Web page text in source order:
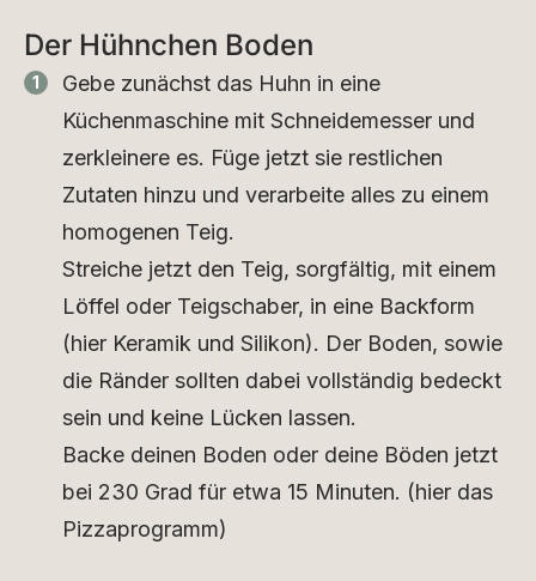
Der Hühnchen Boden
Gebe zunächst das Huhn in eine
Küchenmaschine mit Schneidemesser und
zerkleinere es. Füge jetzt sie restlichen
Zutaten hinzu und verarbeite alles zu einem
homogenen Teig.
Streiche jetzt den Teig, sorgfältig, mit einem
Löffel oder Teigschaber, in eine Backform
(hier Keramik und Silikon). Der Boden, sowie
die Ränder sollten dabei vollständig bedeckt
sein und keine Lücken lassen.
Backe deinen Boden oder deine Böden jetzt
bei 230 Grad für etwa 15 Minuten. (hier das
Pizzaprogramm)